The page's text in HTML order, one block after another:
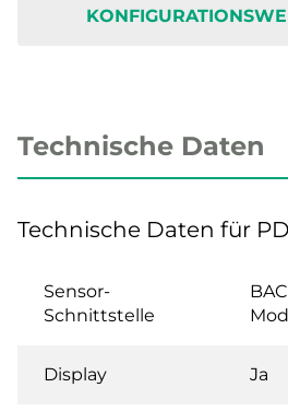
Technische Daten
Technische Daten für
Sensor-
Schnittstelle
Display Ja